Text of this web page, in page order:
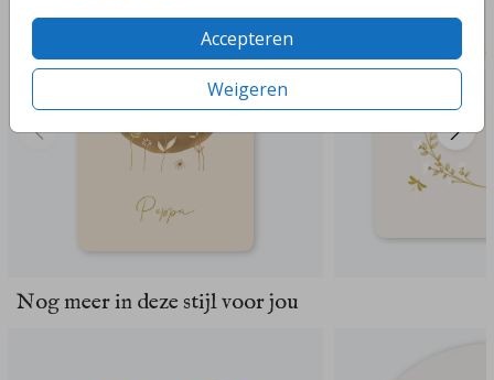
Accepteren
Weigeren
Nog meer in deze stijl voor jou